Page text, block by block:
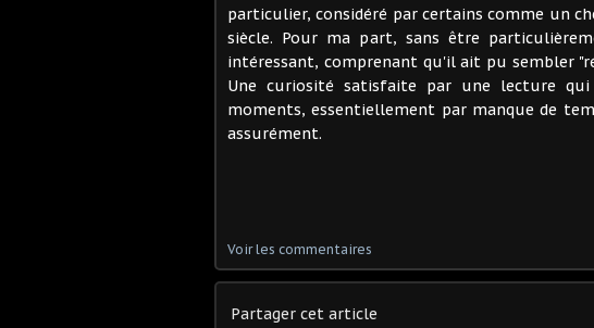
particulier, considéré par certains comme un
siècle. Pour ma part, sans être
intéressant, comprenant qu'il ait pu sembler
Une curiosité satisfaite par une lecture
moments, essentiellement par manque de
assurément.
Voir les commentaires
Partager cet article